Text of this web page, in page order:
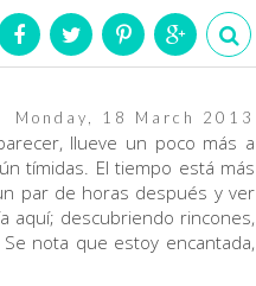
Monday, 18 March 2013
llueve un poco más a
tímidas. El tiempo está más
par de horas después y ver
aquí; descubriendo rincones,
nota que estoy encantada,